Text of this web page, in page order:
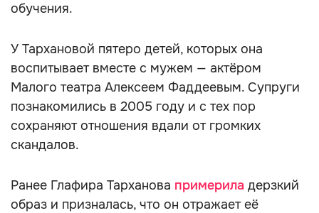
обучения.
У Тархановой пятеро детей, которых она
воспитывает вместе с мужем — актёром
Малого театра Алексеем Фаддеевым. Супруги
познакомились в 2005 году и с тех пор
сохраняют отношения вдали от громких
скандалов.
Ранее Глафира Тарханова примерила дерзкий
образ и призналась, что он отражает её